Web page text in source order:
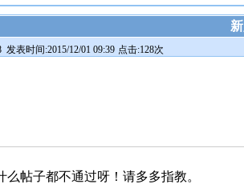
发表时间:2015/12/01 09:39 点击:128次
么帖子都不通过呀！请多多指教。